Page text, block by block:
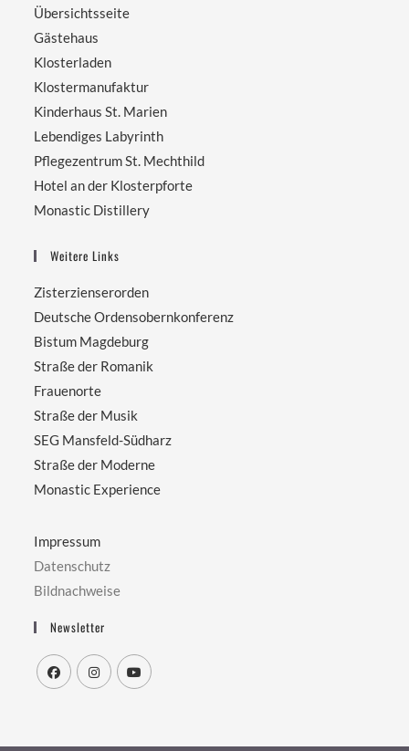
Übersichtsseite
Gästehaus
Klosterladen
Klostermanufaktur
Kinderhaus St. Marien
Lebendiges Labyrinth
Pflegezentrum St. Mechthild
Hotel an der Klosterpforte
Monastic Distillery
Weitere Links
Zisterzienserorden
Deutsche Ordensobernkonferenz
Bistum Magdeburg
Straße der Romanik
Frauenorte
Straße der Musik
SEG Mansfeld-Südharz
Straße der Moderne
Monastic Experience
Impressum
Datenschutz
Bildnachweise
Newsletter